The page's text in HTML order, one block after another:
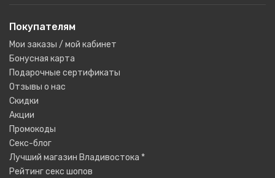
Покупателям
Мои заказы / мой кабинет
Бонусная карта
Подарочные сертификаты
Отзывы о нас
Скидки
Акции
Промокоды
Секс-блог
Лучший магазин Владивостока *
Рейтинг секс шопов